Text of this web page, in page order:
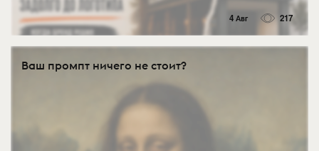
4 Авг 217
Ваш промпт ничего не стоит?